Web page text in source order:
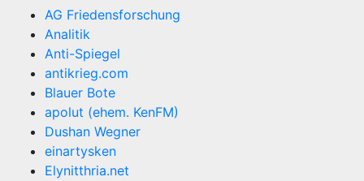
AG Friedensforschung
Analitik
Anti-Spiegel
antikrieg.com
Blauer Bote
apolut (ehem. KenFM)
Dushan Wegner
einartysken
Elynitthria.net